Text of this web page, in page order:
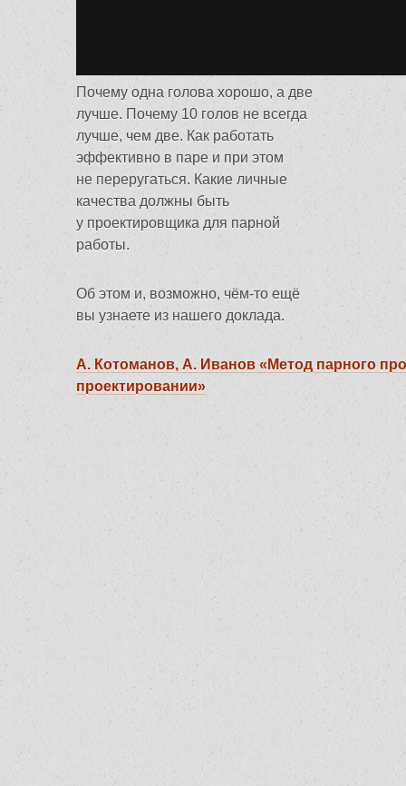
Почему одна голова хорошо, а две
лучше. Почему 10 голов не всегда
лучше, чем две. Как работать
эффективно в паре и при этом
не переругаться. Какие личные
качества должны быть
у проектировщика для парной
работы.
Об этом и, возможно, чём-то ещё
вы узнаете из нашего доклада.
А. Котоманов, А. Иванов «Метод парного
проектировании»